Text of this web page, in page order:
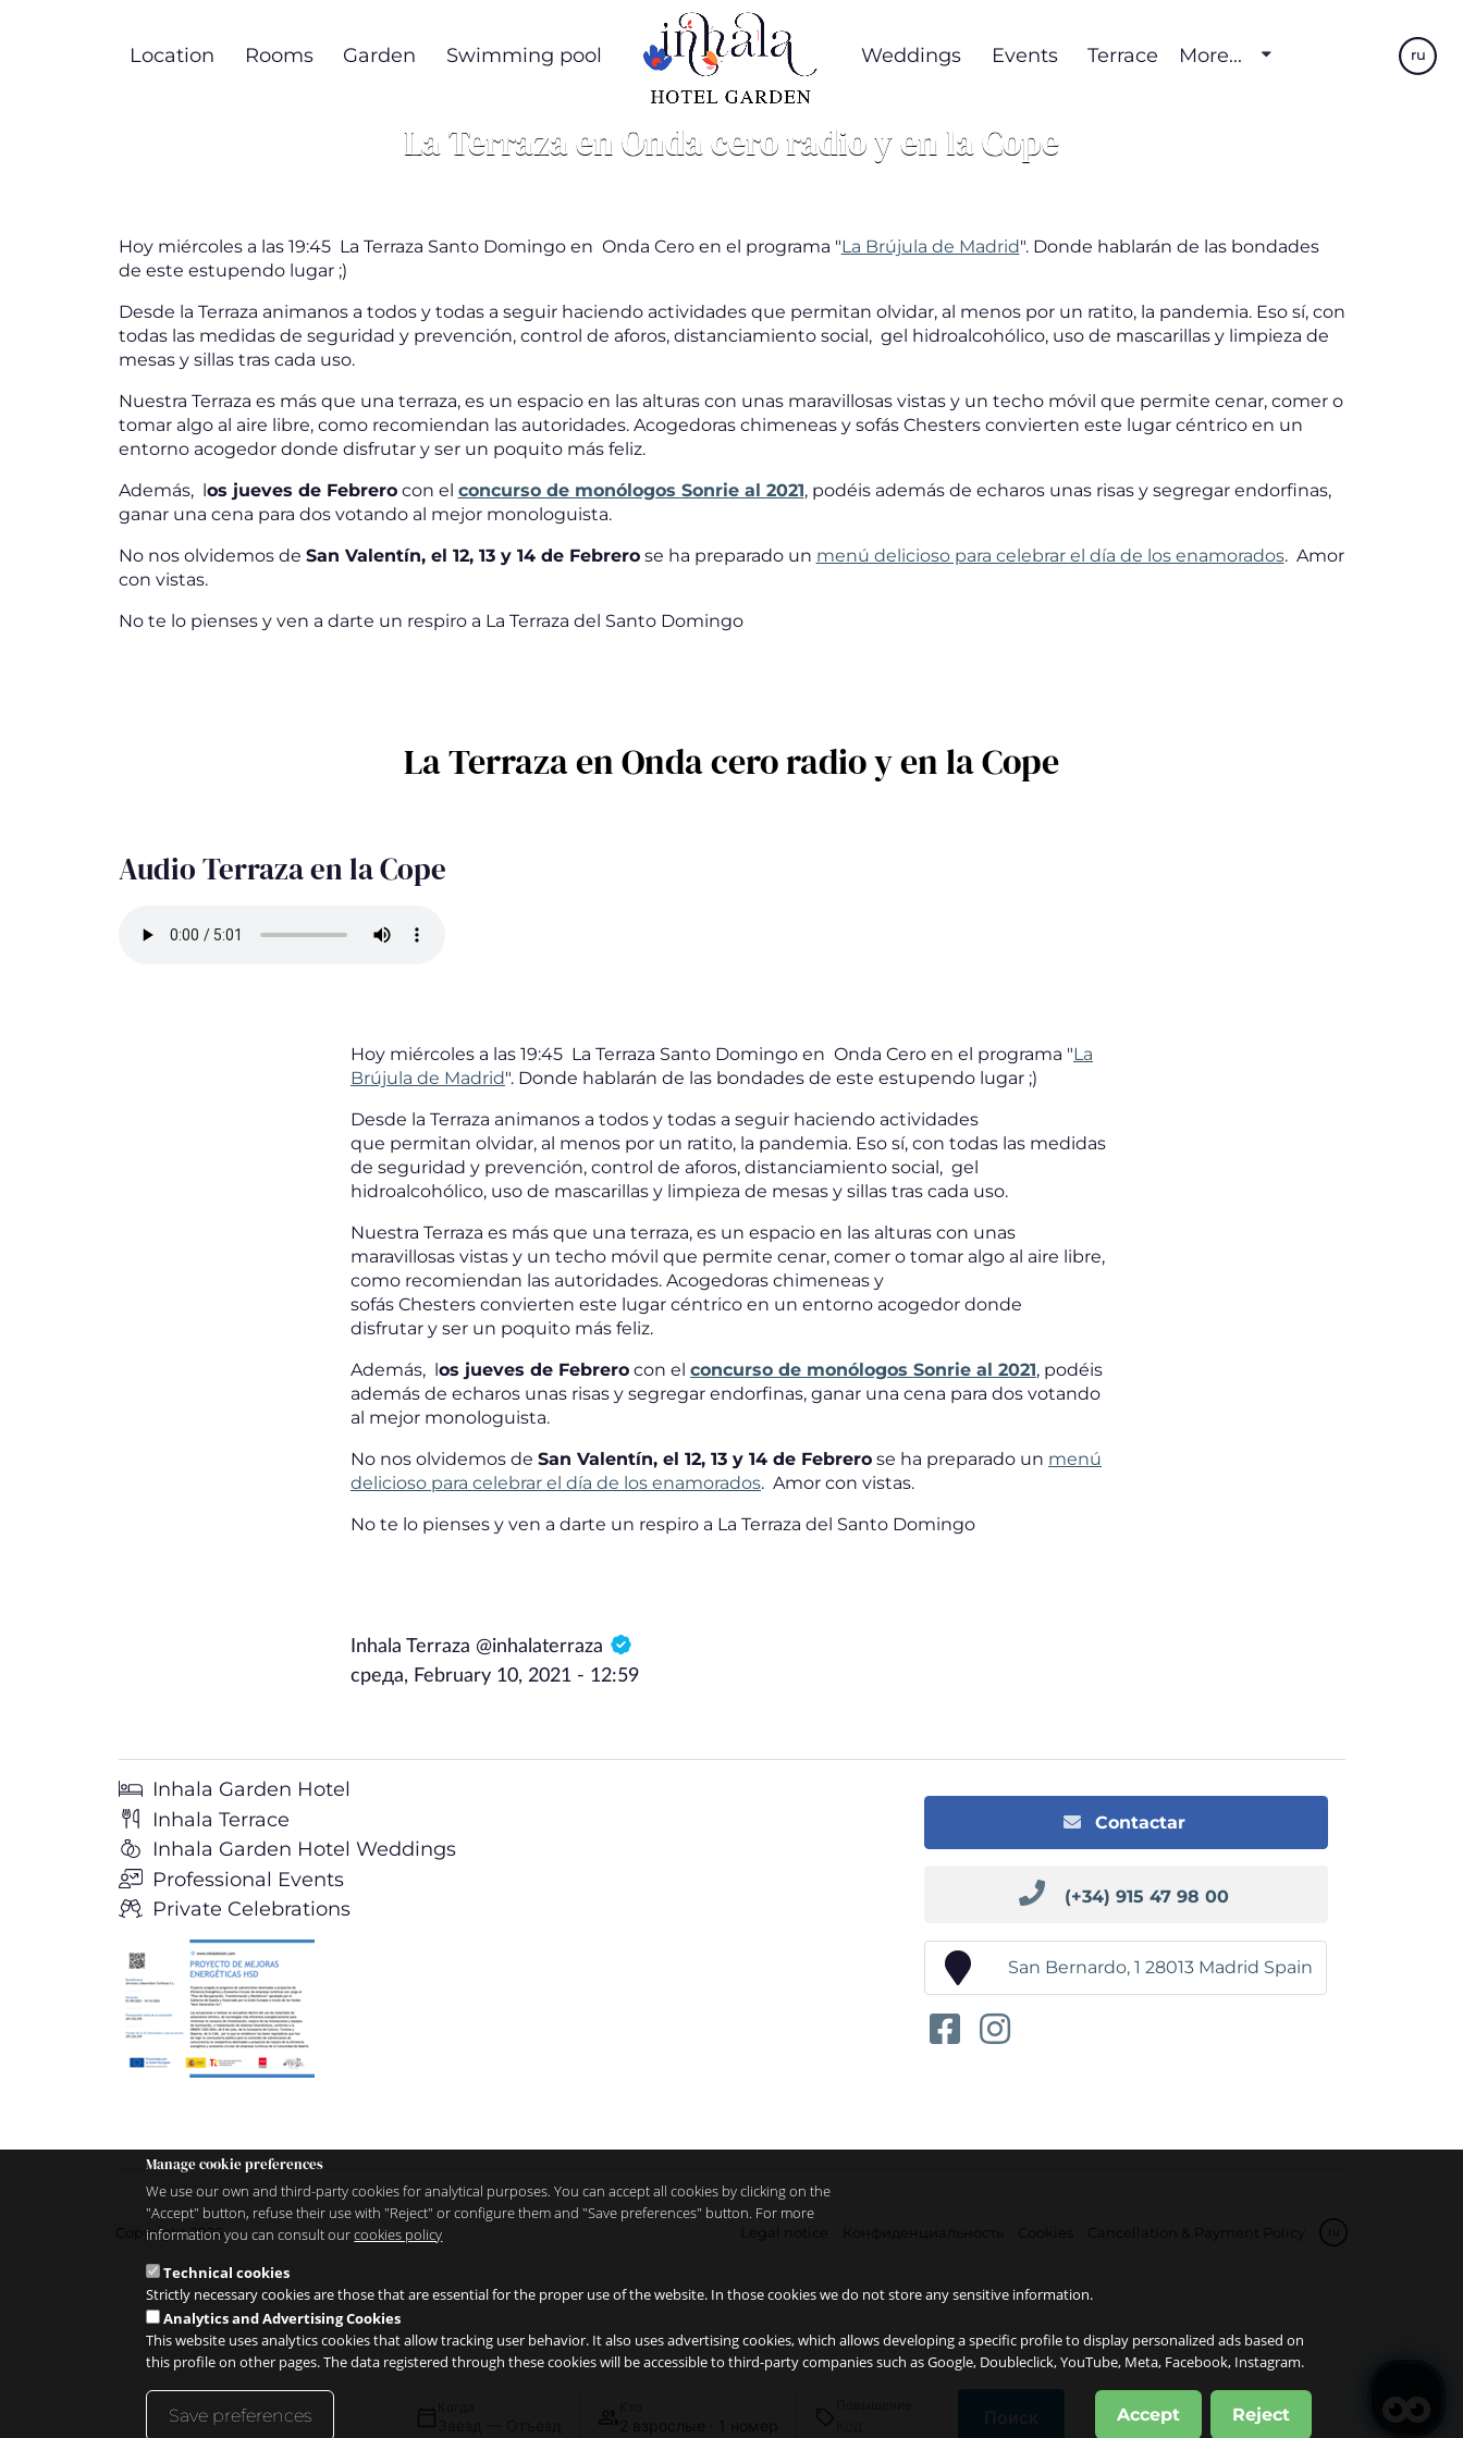
Location Rooms Garden Swimming pool Weddings Events Terrace More... ru
La Terraza en Onda cero radio y en la Cope
Hoy miércoles a las 19:45 La Terraza Santo Domingo en Onda Cero en el programa "La Brújula de Madrid". Donde hablarán de las bondades
de este estupendo lugar ;)
Desde la Terraza animanos a todos y todas a seguir haciendo actividades que permitan olvidar, al menos por un ratito, la pandemia. Eso sí, con
todas las medidas de seguridad y prevención, control de aforos, distanciamiento social, gel hidroalcohólico, uso de mascarillas y limpieza de
mesas y sillas tras cada uso.
Nuestra Terraza es más que una terraza, es un espacio en las alturas con unas maravillosas vistas y un techo móvil que permite cenar, comer o
tomar algo al aire libre, como recomiendan las autoridades. Acogedoras chimeneas y sofás Chesters convierten este lugar céntrico en un
entorno acogedor donde disfrutar y ser un poquito más feliz.
Además, l os jueves de Febrerocon el concurso de monólogos Sonrie al 2021, podéis además de echaros unas risas y segregar endorfinas,
ganar una cena para dos votando al mejor monologuista.
No nos olvidemos de San Valentín, el 12, 13 y 14 de Febrerose ha preparado un menú delicioso para celebrar el día de los enamorados. Amor
con vistas.
No te lo pienses y ven a darte un respiro a La Terraza del Santo Domingo
La Terraza en Onda cero radio y en la Cope
Audio Terraza en la Cope
Hoy miércoles a las 19:45 La Terraza Santo Domingo en Onda Cero en el programa "La
Brújula de Madrid". Donde hablarán de las bondades de este estupendo lugar ;)
Desde la Terraza animanos a todos y todas a seguir haciendo actividades
que permitan olvidar, al menos por un ratito, la pandemia. Eso sí, con todas las medidas
de seguridad y prevención, control de aforos, distanciamiento social, gel
hidroalcohólico, uso de mascarillas y limpieza de mesas y sillas tras cada uso.
Nuestra Terraza es más que una terraza, es un espacio en las alturas con unas
maravillosas vistas y un techo móvil que permite cenar, comer o tomar algo al aire libre,
como recomiendan las autoridades. Acogedoras chimeneas y
sofás Chesters convierten este lugar céntrico en un entorno acogedor donde
disfrutar y ser un poquito más feliz.
Además, los jueves de Febrero con el concurso de monólogos Sonrie al 2021, podéis
además de echaros unas risas y segregar endorfinas, ganar una cena para dos votando
al mejor monologuista.
No nos olvidemos de San Valentín, el 12, 13 y 14 de Febrero se ha preparado un menú
delicioso para celebrar el día de los enamorados. Amor con vistas.
No te lo pienses y ven a darte un respiro a La Terraza del Santo Domingo
Inhala Terraza @inhalaterraza
среда, February 10, 2021 - 12:59
Inhala Garden Hotel
Inhala Terrace
Inhala Garden Hotel Weddings
Professional Events
Private Celebrations
Contactar
(+34) 915 47 98 00
San Bernardo, 1 28013 Madrid Spain
Copyright 2026 Legal notice Конфиденциальность Cookies Cancellation & Payment Policy ru
Manage cookie preferences
We use our own and third-party cookies for analytical purposes. You can accept all cookies by clicking on the
"Accept" button, refuse their use with "Reject" or configure them and "Save preferences" button. For more
information you can consult ourcookies policy
Technical cookies
Strictly necessary cookies are those that are essential for the proper use of the website. In those cookies we do not store any sensitive information.
Analytics and Advertising Cookies
This website uses analytics cookies that allow tracking user behavior. It also uses advertising cookies, which allows developing a specific profile to display personalized ads based on
this profile on other pages. The data registered through these cookies will be accessible to third-party companies such as Google, Doubleclick, YouTube, Meta, Facebook, Instagram.
Save preferences Accept Reject